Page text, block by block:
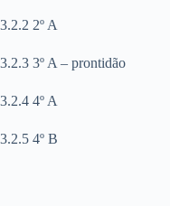
3.2.2 2º A
3.2.3 3º A – prontidão
3.2.4 4º A
3.2.5 4º B